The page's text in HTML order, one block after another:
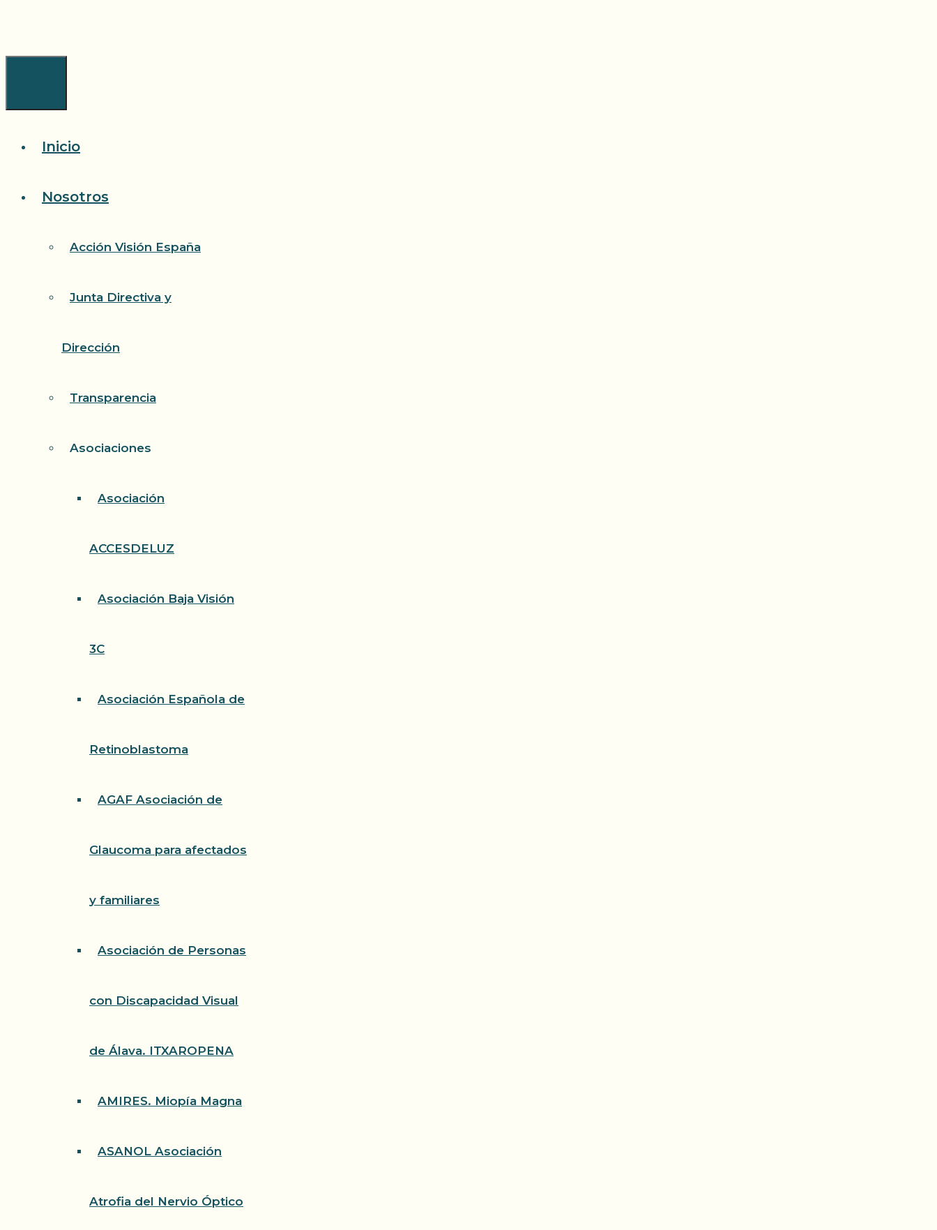
Inicio
Nosotros
Acción Visión España
Junta Directiva y
Dirección
Transparencia
Asociaciones
Asociación
ACCESDELUZ
Asociación Baja Visión
3C
Asociación Española de
Retinoblastoma
AGAF Asociación de
Glaucoma para afectados
y familiares
Asociación de Personas
con Discapacidad Visual
de Álava. ITXAROPENA
AMIRES. Miopía Magna
ASANOL Asociación
Atrofia del Nervio Óptico